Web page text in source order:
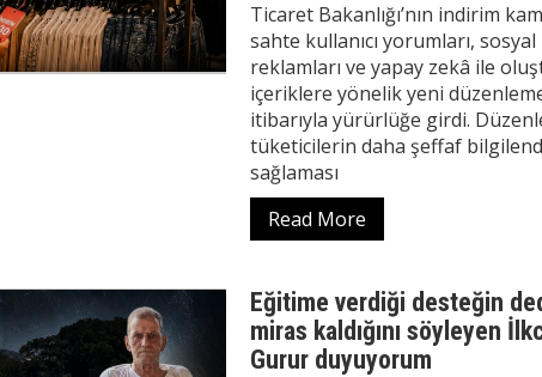
Ticaret Bakanlığı’nın indirim
sahte kullanıcı yorumları, sosyal
reklamları ve yapay zekâ ile
içeriklere yönelik yeni
itibarıyla yürürlüğe girdi.
tüketicilerin daha şeffaf
sağlaması
Read More
Eğitime verdiği desteğin
miras kaldığını söyleyen
Gurur duyuyorum